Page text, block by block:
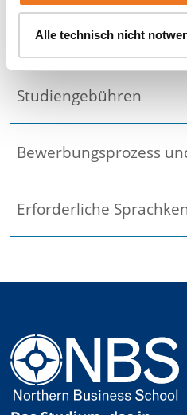
Alle technisch nicht
Semesterdauer
Studiengebühren
Bewerbungsprozess
Erforderliche